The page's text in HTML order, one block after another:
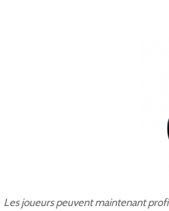
Les joueurs peuvent maintenant